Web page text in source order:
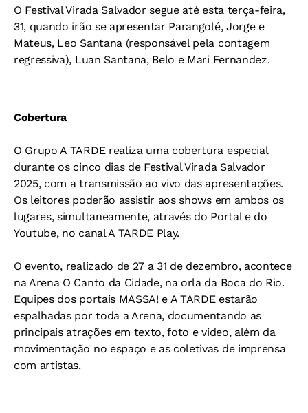
O Festival Virada Salvador segue até esta terça-feira,
31, quando irão se apresentar Parangolé, Jorge e
Mateus, Leo Santana (responsável pela contagem
regressiva), Luan Santana, Belo e Mari Fernandez.
Cobertura
O Grupo A TARDE realiza uma cobertura especial
durante os cinco dias de Festival Virada Salvador
2025, com a transmissão ao vivo das apresentações.
Os leitores poderão assistir aos shows em ambos os
lugares, simultaneamente, através do Portal e do
Youtube, no canal A TARDE Play.
O evento, realizado de 27 a 31 de dezembro, acontece
na Arena O Canto da Cidade, na orla da Boca do Rio.
Equipes dos portais MASSA! e A TARDE estarão
espalhadas por toda a Arena, documentando as
principais atrações em texto, foto e vídeo, além da
movimentação no espaço e as coletivas de imprensa
com artistas.